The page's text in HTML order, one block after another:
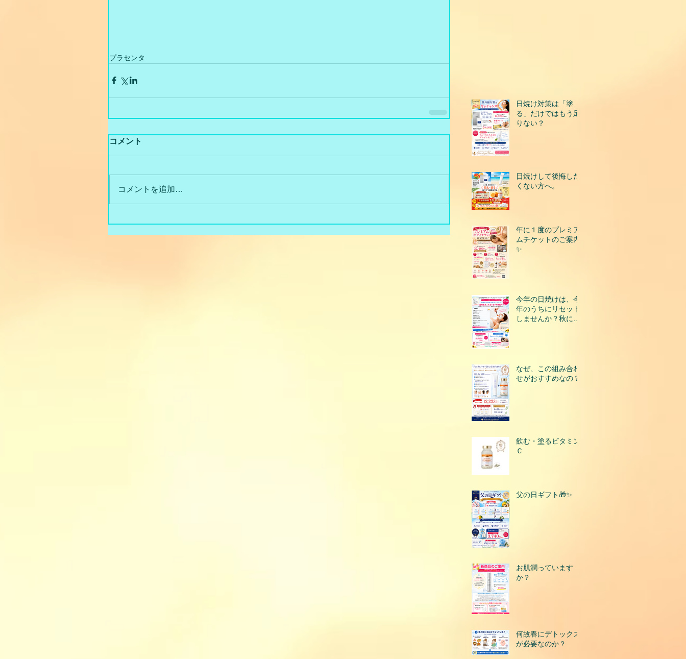
プラセンタ
コメント
コメントを追加…
日焼け対策は「塗
る」だけではもう足
りない？
日焼けして後悔した
くない方へ。
年に１度のプレミア
ムチケットのご案内
✨
今年の日焼けは、今
年のうちにリセット
しませんか？秋にな
なぜ、この組み合わ
せがおすすめなの？
飲む・塗るビタミン
Ｃ
父の日ギフト🎁✨
お肌潤っています
か？
何故春にデトックス
が必要なのか？